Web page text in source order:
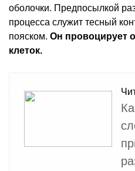
оболочки. Предпосылкой
процесса служит тесный
пояском. Он провоцирует
клеток.